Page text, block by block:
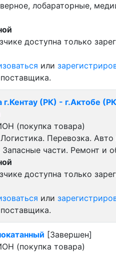
лобараторные,
доступна только
или
г.Кентау (РК) - г.Актобе
(покупка товара)
Перевозка.
части. Ремонт и
доступна только
или
[Завершен]
(покупка товара)